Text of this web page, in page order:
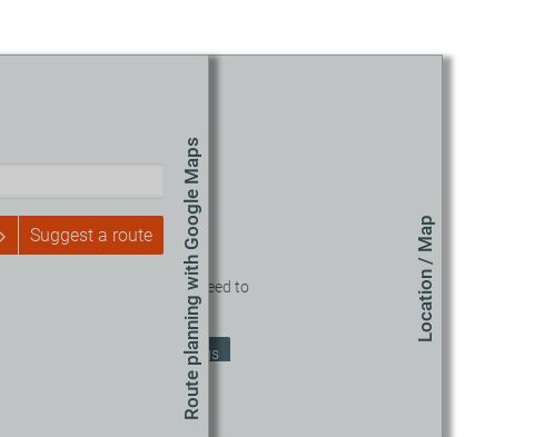
Route planning with Google Maps
Suggest a route Location / Map
To view this content, you need to
accept our Cookies.
Change Cookie Settings